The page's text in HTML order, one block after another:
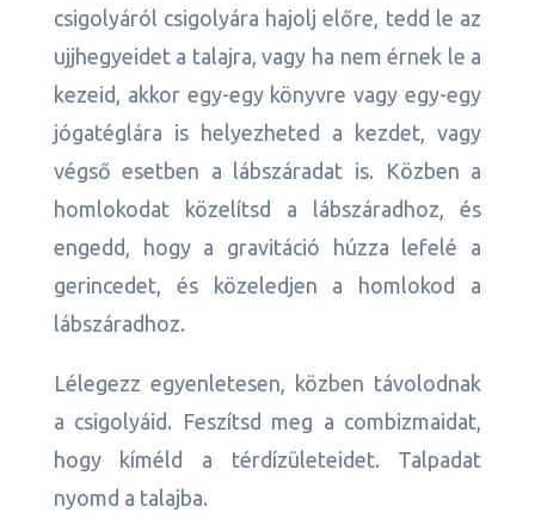
csigolyáról csigolyára hajolj előre, tedd le az
ujjhegyeidet a talajra, vagy ha nem érnek le a
kezeid, akkor egy-egy könyvre vagy egy-egy
jógatéglára is helyezheted a kezdet, vagy
végső esetben a lábszáradat is. Közben a
homlokodat közelítsd a lábszáradhoz, és
engedd, hogy a gravitáció húzza lefelé a
gerincedet, és közeledjen a homlokod a
lábszáradhoz.
Lélegezz egyenletesen, közben távolodnak
a csigolyáid. Feszítsd meg a combizmaidat,
hogy kíméld a térdízületeidet. Talpadat
nyomd a talajba.